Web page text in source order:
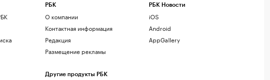
РБК
О компании
Контактная информация
Редакция
Размещение рекламы
Другие продукты РБК
РБК Новости
iOS
Android
AppGallery